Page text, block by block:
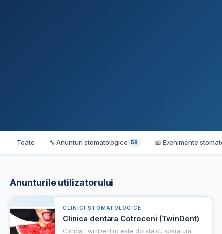
Toate 🔧 Anunturi stomatologice 58 📅 Evenimente
Anunturile utilizatorului
CLINICI STOMATOLOGICE
Clinica dentara Cotroceni (TwinDent)
Clinica TwinDent.ro este dotata cu aparatura